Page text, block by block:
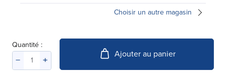
Choisir un autre magasin
Quantité :
Ajouter au panier